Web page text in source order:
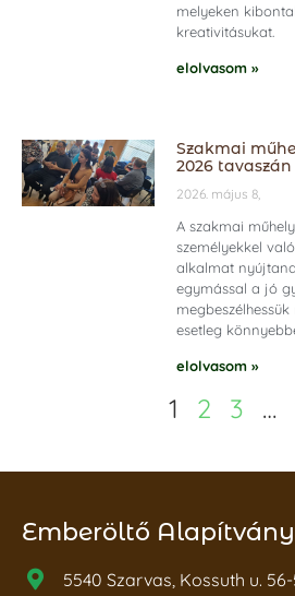
melyeken
kreativitásukat.
elolvasom »
Szakmai
2026 tavaszán
2026. május 8,
A szakmai
személyekkel
alkalmat
egymással a jó
esetleg
elolvasom »
1 2 3 …
Emberöltő Alapítvány
5540 Szarvas, Kossuth u. 56-